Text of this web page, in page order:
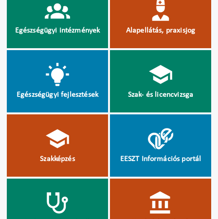
Egészségügyi intézmények Alapellátás, praxisjog
Egészségügyi fejlesztések Szak- és licencvizsga
Szakképzés EESZT Információs portál